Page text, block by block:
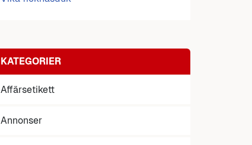
KATEGORIER
Affärsetikett
Annonser